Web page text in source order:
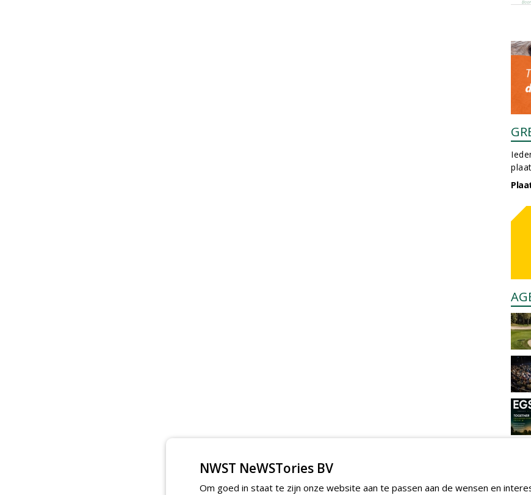
NWST NeWSTories BV
Om goed in staat te zijn onze website aan te passen aan de wensen en